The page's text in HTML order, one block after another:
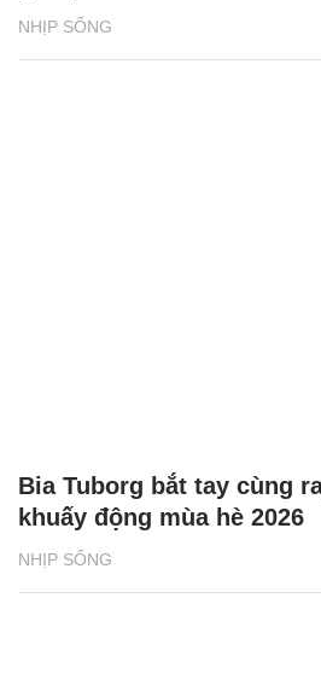
NHỊP SỐNG
NHỊP SỐNG
Bia Tuborg bắt tay cùng
khuấy động mùa hè 2026